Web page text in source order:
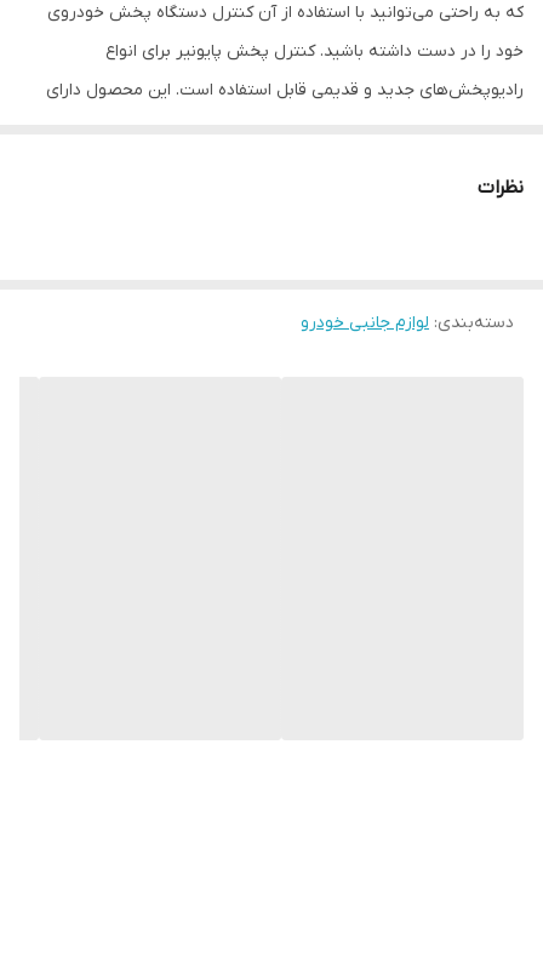
که به راحتی می‌توانید با استفاده از آن کنترل دستگاه پخش خودروی
خود را در دست داشته باشید. کنترل پخش پایونیر برای انواع
رادیوپخش‌های جدید و قدیمی قابل استفاده است. این محصول دارای
صورت یدک در بازار موجود است. ابعاد کوچک و مناسب این ریموت
نظرات
دسته‌بندی: لوازم جانبی خودرو